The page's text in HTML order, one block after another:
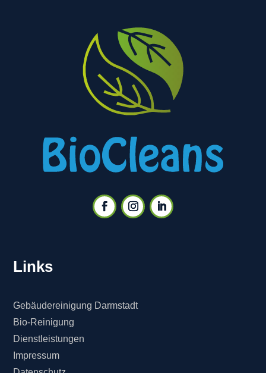
Links
Gebäudereinigung Darmstadt
Bio-Reinigung
Dienstleistungen
Impressum